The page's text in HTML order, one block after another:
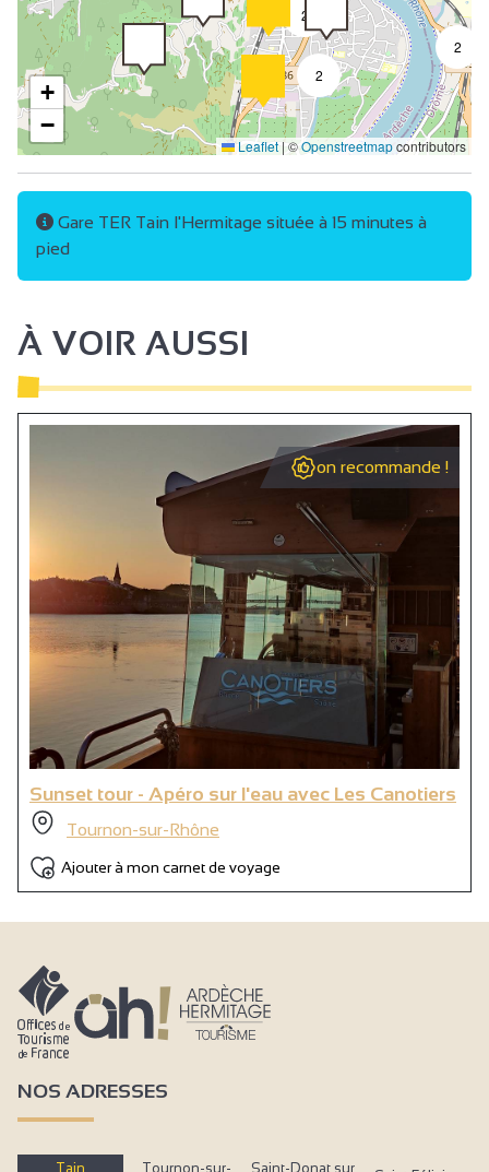
2
2
2
+
−
Leaflet |©Openstreetmapcontributors
Gare TER Tain l'Hermitage située à 15 minutes à
pied
À VOIR AUSSI
on recommande !
Sunset tour - Apéro sur l'eau avec Les Canotiers
Tournon-sur-Rhône
Ajouter à mon carnet de voyage
NOS ADRESSES
Tain
Tournon-sur-
Saint-Donat sur